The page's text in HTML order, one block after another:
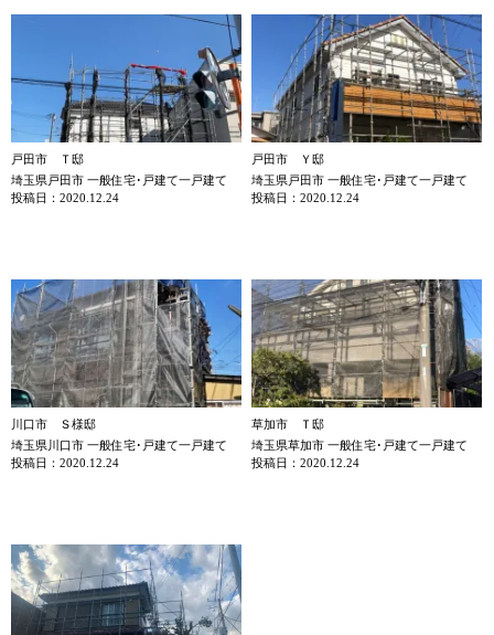
戸田市 Ｔ邸
埼玉県戸田市 一般住宅･戸建て一戸建て
投稿日：2020.12.24
戸田市 Ｙ邸
埼玉県戸田市 一般住宅･戸建て一戸建て
投稿日：2020.12.24
川口市 Ｓ様邸
埼玉県川口市 一般住宅･戸建て一戸建て
投稿日：2020.12.24
草加市 Ｔ邸
埼玉県草加市 一般住宅･戸建て一戸建て
投稿日：2020.12.24